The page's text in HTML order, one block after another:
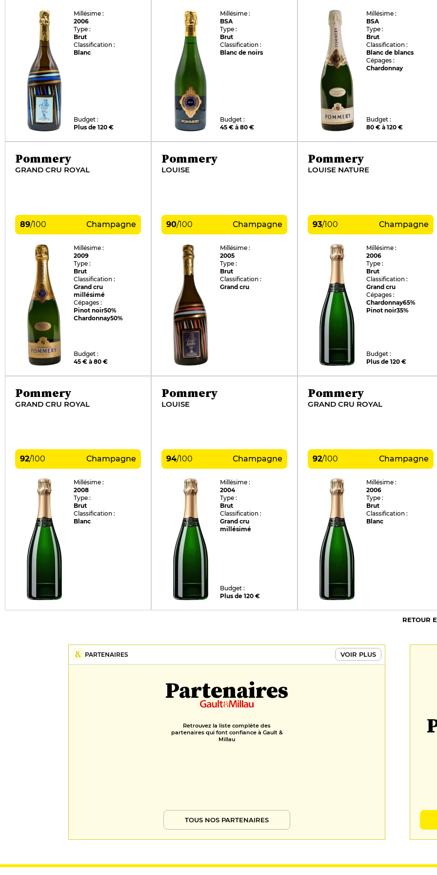
Millésime :
2006
Type :
Brut
Classification :
Blanc
Budget :
Plus de 120 €
Millésime :
BSA
Type :
Brut
Classification :
Blanc de noirs
Budget :
45 € à 80 €
Millésime :
BSA
Type :
Brut
Classification :
Blanc de blancs
Cépages :
Chardonnay
Budget :
80 € à 120 €
Pommery
GRAND CRU ROYAL
89/100 Champagne
Millésime :
2009
Type :
Brut
Classification :
Grand cru
millésimé
Cépages :
Pinot noir50%
Chardonnay50%
Budget :
45 € à 80 €
Pommery
LOUISE
90/100 Champagne
Millésime :
2005
Type :
Brut
Classification :
Grand cru
Pommery
LOUISE NATURE
93/100 Champagne
Millésime :
2006
Type :
Brut
Classification :
Grand cru
Cépages :
Chardonnay65%
Pinot noir35%
Budget :
Plus de 120 €
Pommery
GRAND CRU ROYAL
92/100 Champagne
Millésime :
2008
Type :
Brut
Classification :
Blanc
Pommery
LOUISE
94/100 Champagne
Millésime :
2004
Type :
Brut
Classification :
Grand cru
millésimé
Budget :
Plus de 120 €
Pommery
GRAND CRU ROYAL
92/100 Champagne
Millésime :
2006
Type :
Brut
Classification :
Blanc
RETOUR
PARTENAIRES VOIR PLUS
Partenaires
Retrouvez la liste complète des
partenaires qui font confiance à Gault &
Millau
TOUS NOS PARTENAIRES